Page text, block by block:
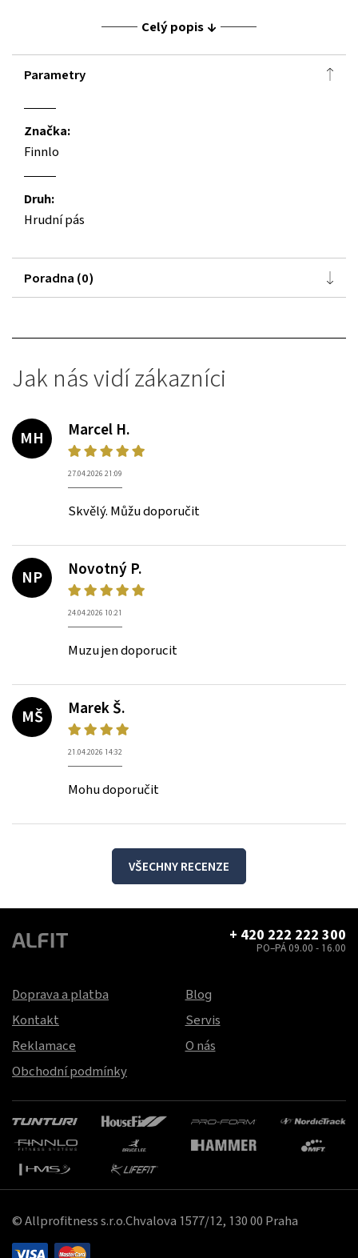
Celý popis
Parametry
Značka:
Finnlo
Druh:
Hrudní pás
Poradna (0)
Jak nás vidí zákazníci
MH
Marcel H.
27.04.2026 21:09
Skvělý. Můžu doporučit
NP
Novotný P.
24.04.2026 10:21
Muzu jen doporucit
MŠ
Marek Š.
21.04.2026 14:32
Mohu doporučit
VŠECHNY RECENZE
+ 420 222 222 300
PO–PÁ 09.00 - 16.00
Doprava a platba
Kontakt
Reklamace
Obchodní podmínky
Blog
Servis
O nás
© Allprofitness s.r.o.Chvalova 1577/12, 130 00 Praha